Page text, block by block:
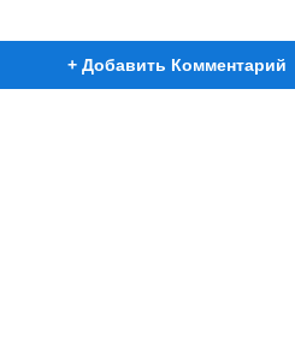
+ Добавить Комментарий